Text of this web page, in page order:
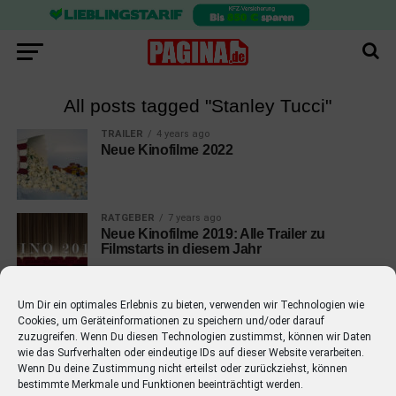
Um Dir ein optimales Erlebnis zu bieten, verwenden wir Technologien wie
Cookies, um Geräteinformationen zu speichern und/oder darauf
zuzugreifen. Wenn Du diesen Technologien zustimmst, können wir Daten
wie das Surfverhalten oder eindeutige IDs auf dieser Website verarbeiten.
Wenn Du deine Zustimmung nicht erteilst oder zurückziehst, können
bestimmte Merkmale und Funktionen beeinträchtigt werden.
All posts tagged "Stanley Tucci"
TRAILER 4 years ago
Neue Kinofilme 2022
RATGEBER 7 years ago
Neue Kinofilme 2019: Alle Trailer zu
Filmstarts in diesem Jahr
EMPFOHLEN